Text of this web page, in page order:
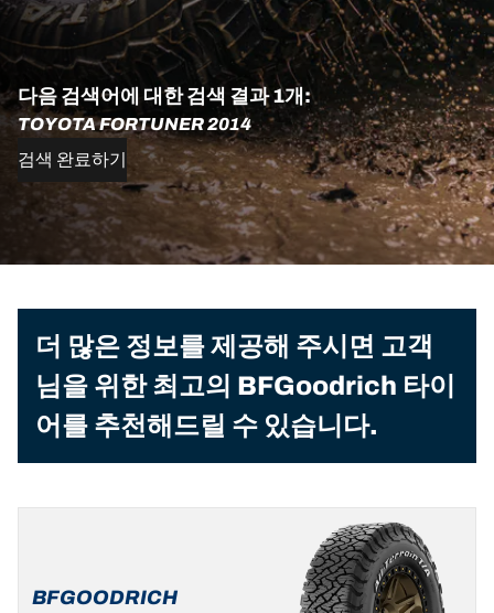
다음 검색어에 대한 검색 결과 1개:
TOYOTA FORTUNER 2014
검색 완료하기
더 많은 정보를 제공해 주시면 고객
님을 위한 최고의 BFGoodrich 타이
어를 추천해드릴 수 있습니다.
BFGOODRICH